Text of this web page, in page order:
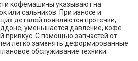
кофемашины указывают на
или сальников. При износе и
деталей появляются протечки,
уменьшается давление, кофе
привкус. С помощью запчастей от
легко заменять деформированные
обслуживание техники.